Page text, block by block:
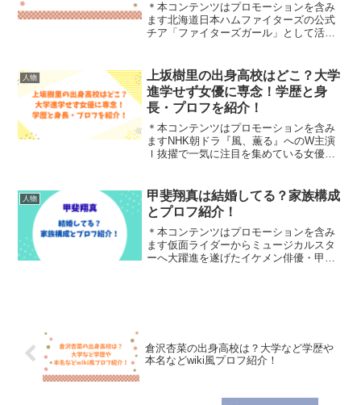
＊本コンテンツはプロモーションを含み
ます北海道日本ハムファイターズの公式
チア「ファイターズガール」として活躍
塩澤美咲さん。そんな話題の塩澤美咲さ
んの出身大学が気になっ...
人物
上坂樹里の出身高校はどこ？大学
進学せず女優に専念！学歴と身
長・プロフを紹介！
＊本コンテンツはプロモーションを含み
ますNHK朝ドラ『風、薫る』へのW主演
ｌ抜擢で一気に注目を集めている女優・
こ？」「大学には進学したの？」と学歴
が気になっている方も多い...
人物
甲斐翔真は結婚してる？家族構成
とプロフ紹介！
＊本コンテンツはプロモーションを含み
ます仮面ライダーからミュージカルスタ
ーへ大躍進を遂げたイケメン俳優・甲斐
倉沢杏菜の出身高校は？大学など学歴や
本名などwiki風プロフ紹介！